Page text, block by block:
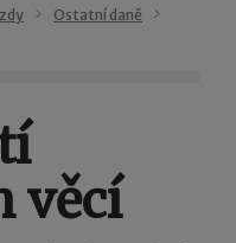
Ostatní daně
věcí